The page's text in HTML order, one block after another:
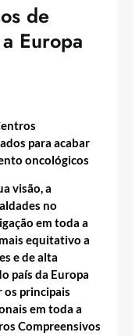
de
Europa
para acabar
oncológicos
visão, a
no
em toda a
equitativo a
e de alta
país da Europa
os principais
em toda a
Compreensivos